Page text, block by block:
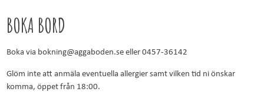
BOKA BORD
Boka via bokning@aggaboden.se eller 0457-36142
Glöm inte att anmäla eventuella allergier samt vilken tid ni önskar
komma, öppet från 18:00.